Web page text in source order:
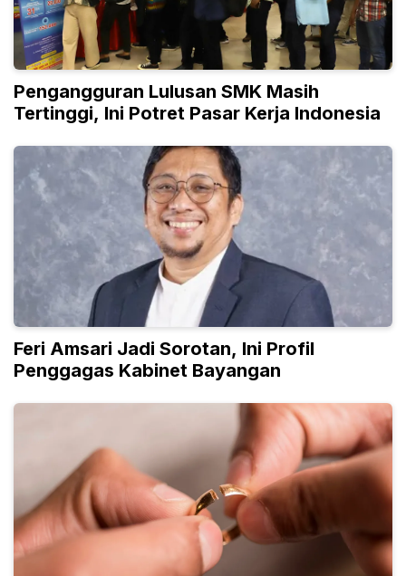
Pengangguran Lulusan SMK Masih
Tertinggi, Ini Potret Pasar Kerja Indonesia
Feri Amsari Jadi Sorotan, Ini Profil
Penggagas Kabinet Bayangan